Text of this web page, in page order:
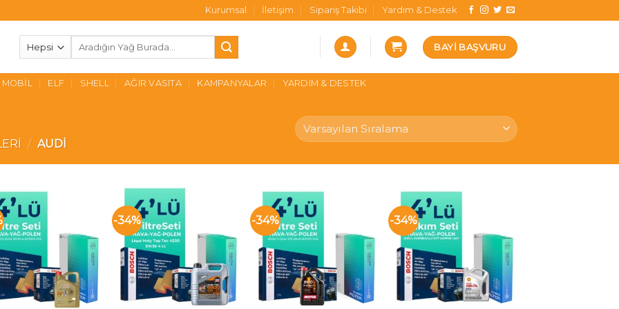
Kurumsal İletişim Sipariş Takibi Yardım & Destek
BAYI BAŞVURU
MOBIL ELF SHELL AĞIR VASITA KAMPANYALAR YARDIM & DESTEK
/ AUDI
-34% -34% -34%